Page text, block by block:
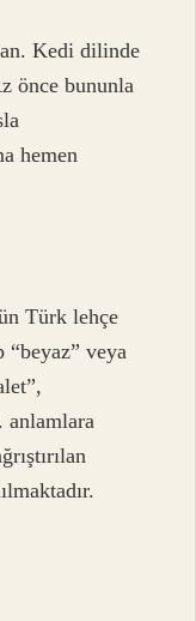
Kedi dilinde
önce bununla
hemen
Türk lehçe
“beyaz” veya
anlamlara